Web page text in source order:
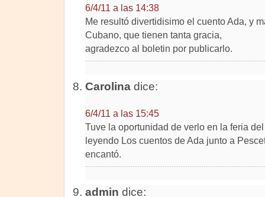
6/4/11 a las 14:38
Me resultó divertidisimo el cuento Ada, y
Cubano, que tienen tanta gracia,
agradezco al boletin por publicarlo.
Carolinadice:
6/4/11 a las 15:45
Tuve la oportunidad de verlo en la feria
leyendo Los cuentos de Ada junto a
encantó.
admin dice: